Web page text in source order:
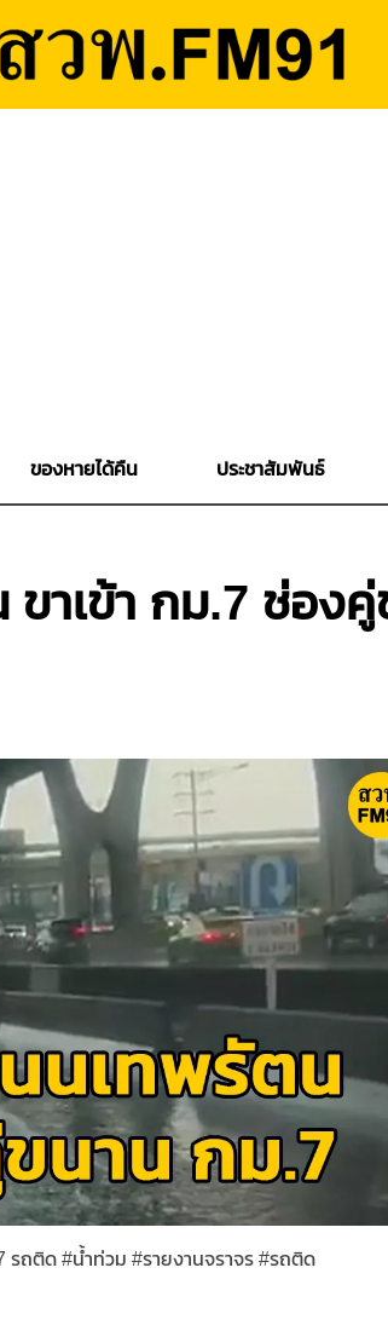
ของหายได้คืน ประชาสัมพันธ์
าเข้า กม.7 ช่อง
รถติด #น้ำท่วม #รายงานจราจร #รถติด